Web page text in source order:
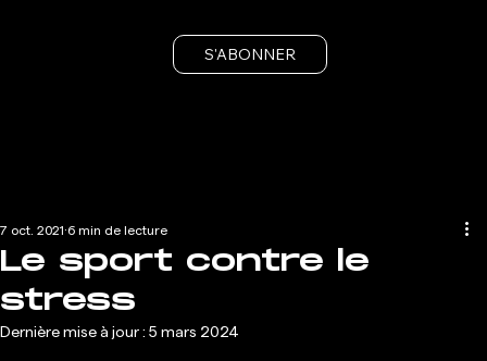
S'ABONNER
Le sport contre le
stress
7 oct. 2021 6 min de lecture
Dernière mise à jour : 5 mars 2024